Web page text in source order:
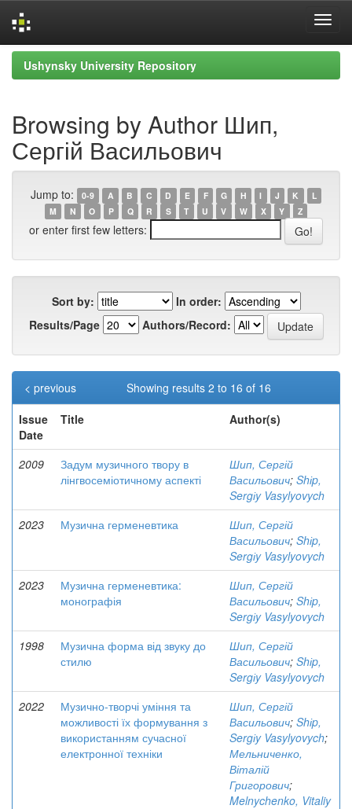
Skip
navigation
Ushynsky University Repository
Browsing by Author Шип,
Сергій Васильович
Jump to: 0-9 A B C D E F G H I J K
L
M
N O P Q R S T U V W X Y Z
or enter first few letters:
Sort by:
In order:
Results/Page
Authors/Record:
Showing results 2 to 16 of 16
< previous
Issue
Date
Title Author(s)
2009
Задум музичного твору в
лінгвосеміотичному аспекті
Шип, Сергій
Васильович; Shіp,
Sergіy Vasylyovych
2023
Музична герменевтика
Шип, Сергій
Васильович; Shіp,
Sergіy Vasylyovych
2023
Музична герменевтика:
монографія
Шип, Сергій
Васильович; Shіp,
Sergіy Vasylyovych
1998
Музична форма від звуку до
стилю
Шип, Сергій
Васильович; Shіp,
Sergіy Vasylyovych
2022
Музично-творчі уміння та
можливості їх формування з
використанням сучасної
електронної техніки
Шип, Сергій
Васильович; Shіp,
Sergіy Vasylyovych;
Мельниченко,
Віталій
Григорович;
Melnychenko, Vitaliy